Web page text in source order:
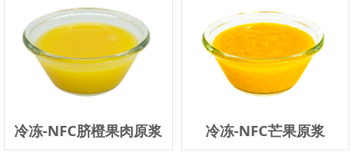
冷冻-NFC脐橙果肉原浆 冷冻-NFC芒果原浆